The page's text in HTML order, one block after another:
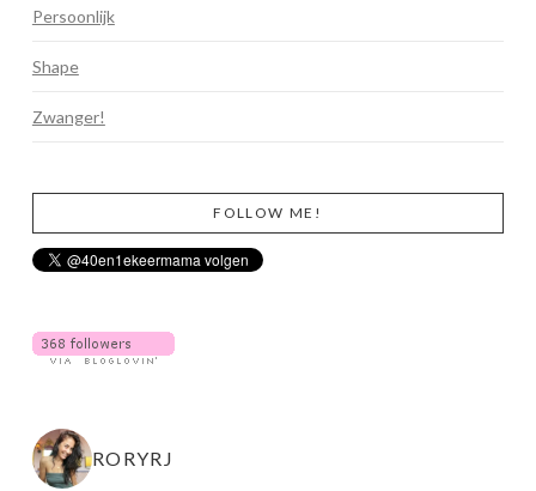
Persoonlijk
Shape
Zwanger!
FOLLOW ME!
RORYRJ